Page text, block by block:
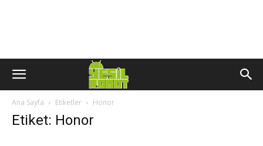
Ana Sayfa Etiketler Honor
Etiket: Honor